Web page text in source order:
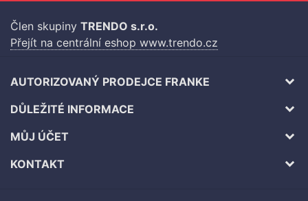
Člen skupiny TRENDO s.r.o.
Přejít na centrální eshop www.trendo.cz
AUTORIZOVANÝ PRODEJCE FRANKE
DŮLEŽITÉ INFORMACE
MŮJ ÚČET
KONTAKT